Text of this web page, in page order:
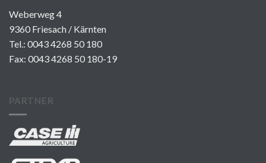
Weberweg 4
9360 Friesach / Kärnten
Tel.: 0043 4268 50 180
Fax: 0043 4268 50 180-19
PARTNER